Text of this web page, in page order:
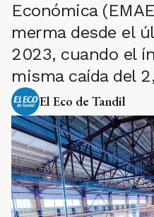
Económica
merma desde el
2023, cuando el
misma caída del
El Eco de Tandil